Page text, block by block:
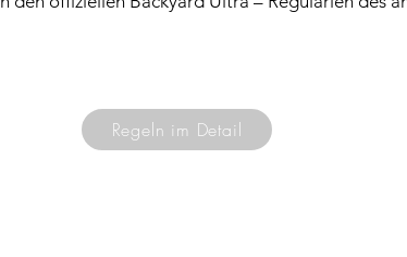
Regeln im Detail